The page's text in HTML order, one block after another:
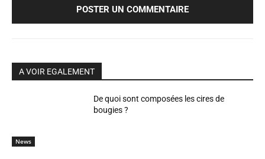
A VOIR EGALEMENT
News
De quoi sont composées les cires de
bougies ?